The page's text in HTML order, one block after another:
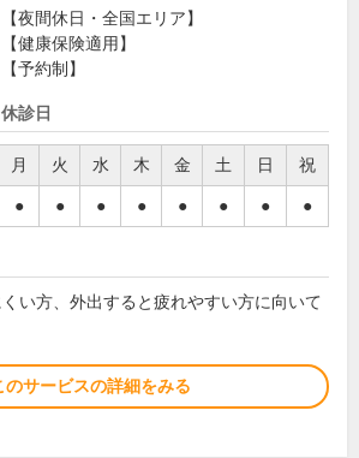
【夜間休日・全国エリア】
【健康保険適用】
【予約制】
診日
月 火 水 木 金 土 日 祝
● ● ● ● ● ● ● ●
い方、外出すると疲れやすい方に向いて
のサービスの詳細をみる